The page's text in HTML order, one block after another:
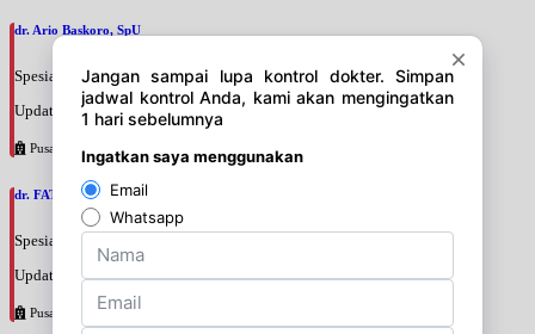
dr. Ario Baskoro, SpU
Spesialis: Bedah Urologi
Update terakhir: 2026-08-06 18:46:06
Pusat Pertamina
dr. FATAN ABSHARI, SpU
Spesialis: Bedah Urologi
Update terakhir: 2026-08-06 18:42:13
Pusat Pertamina